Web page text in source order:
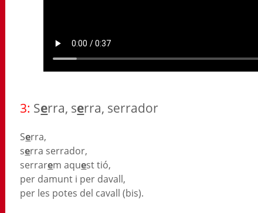
3: Serra, serra, serrador
Serra,
serra serrador,
serrarem aquest tió,
per damunt i per davall,
per les potes del cavall (bis).